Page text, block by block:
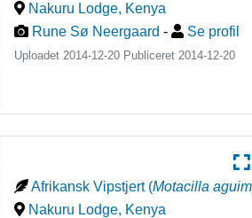
Nakuru Lodge, Kenya
Rune Sø Neergaard - Se profil
Uploadet 2014-12-20 Publiceret2014-12-20
Afrikansk Vipstjert (Motacilla
Nakuru Lodge, Kenya